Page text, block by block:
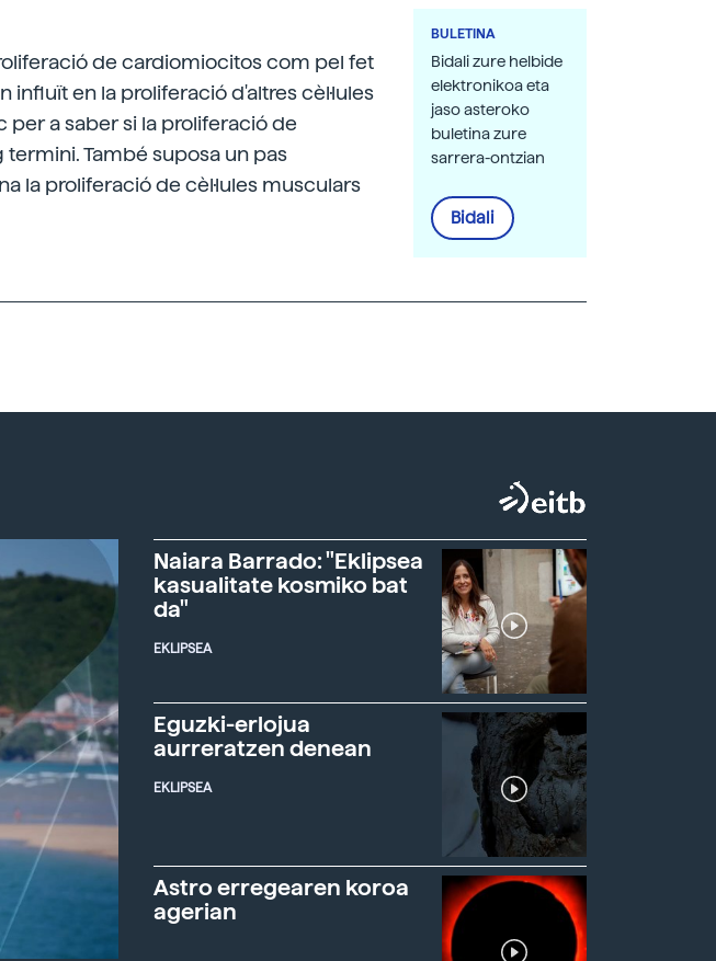
de cardiomiocitos com pel fet
en la proliferació d'altres cèl·lules
a saber si la proliferació de
També suposa un pas
la proliferació de cèl·lules musculars
BULETINA
Bidali zure helbide
elektronikoa eta
jaso asteroko
buletina zure
sarrera-ontzian
Bidali
Naiara Barrado: "Eklipsea
kasualitate kosmiko bat
da"
EKLIPSEA
Eguzki-erlojua
aurreratzen denean
EKLIPSEA
Astro erregearen koroa
agerian